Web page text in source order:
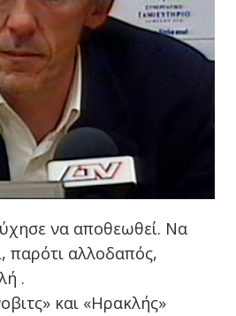
να αποθεωθεί. Να
παρότι αλλοδαπός,
.
και «Ηρακλής»